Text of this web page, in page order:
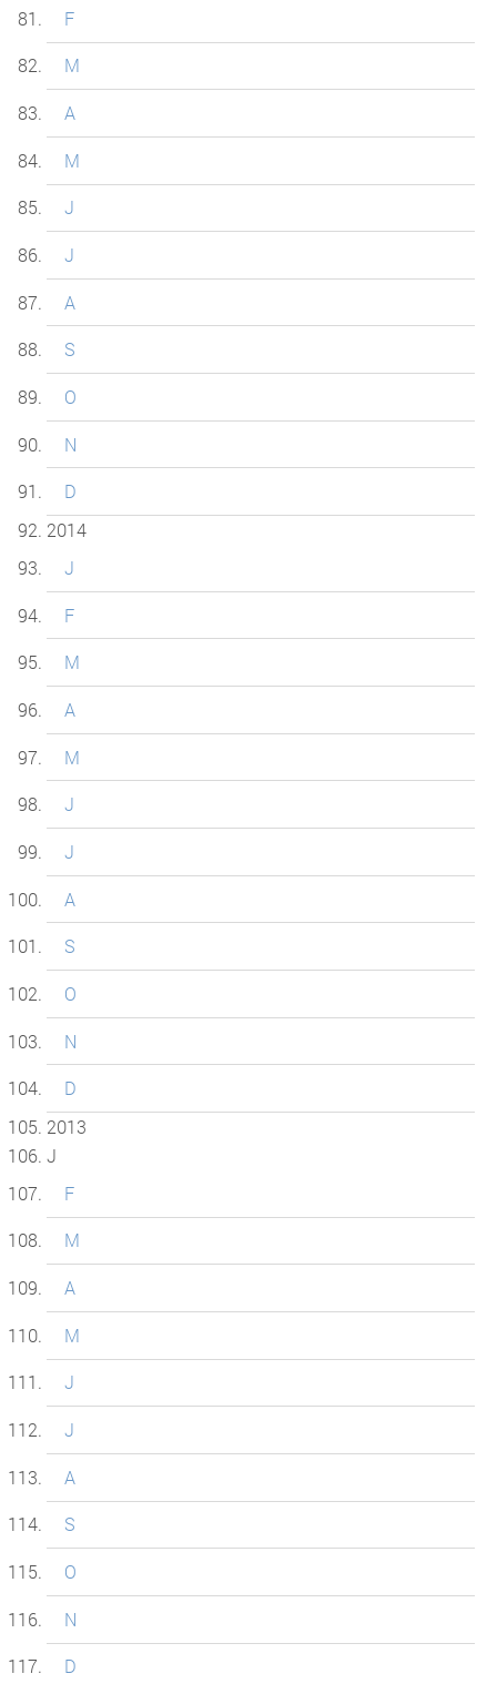
F
M
A
M
J
J
A
S
O
N
D
2014
J
F
M
A
M
J
J
A
S
O
N
D
2013
J
F
M
A
M
J
J
A
S
O
N
D